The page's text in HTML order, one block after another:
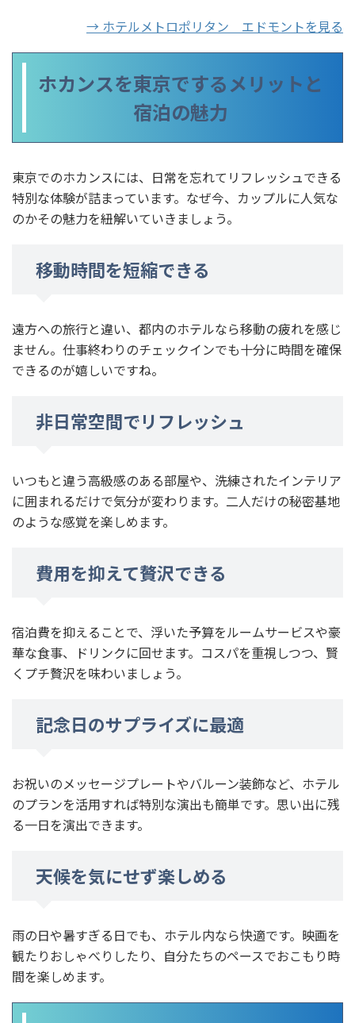
→ ホテルメトロポリタン エドモントを見る
ホカンスを東京でするメリットと
宿泊の魅力
東京でのホカンスには、日常を忘れてリフレッシュできる
特別な体験が詰まっています。なぜ今、カップルに人気な
のかその魅力を紐解いていきましょう。
移動時間を短縮できる
遠方への旅行と違い、都内のホテルなら移動の疲れを感じ
ません。仕事終わりのチェックインでも十分に時間を確保
できるのが嬉しいですね。
非日常空間でリフレッシュ
いつもと違う高級感のある部屋や、洗練されたインテリア
に囲まれるだけで気分が変わります。二人だけの秘密基地
のような感覚を楽しめます。
費用を抑えて贅沢できる
宿泊費を抑えることで、浮いた予算をルームサービスや豪
華な食事、ドリンクに回せます。コスパを重視しつつ、賢
くプチ贅沢を味わいましょう。
記念日のサプライズに最適
お祝いのメッセージプレートやバルーン装飾など、ホテル
のプランを活用すれば特別な演出も簡単です。思い出に残
る一日を演出できます。
天候を気にせず楽しめる
雨の日や暑すぎる日でも、ホテル内なら快適です。映画を
観たりおしゃべりしたり、自分たちのペースでおこもり時
間を楽しめます。